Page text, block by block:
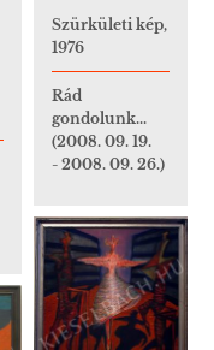
Szürkületi kép,
1976
Rád
gondolunk...
(2008. 09. 19.
- 2008. 09. 26.)